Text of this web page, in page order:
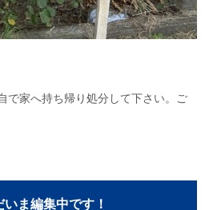
で家へ持ち帰り処分して下さい。ご
ま編集中です！